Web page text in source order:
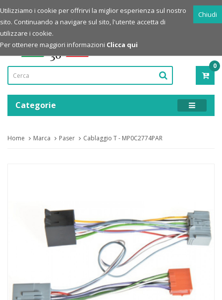
Login
Registrazione
Powered by
0
-
Categorie
Home Marca Paser Cablaggio T - MP0C2774PAR
Chiudi
Utilizziamo i cookie per offrirvi la miglior esperienza sul nostro
sito. Continuando a navigare sul sito, l'utente accetta di
utilizzare i cookie.
Per ottenere maggiori informazioni Clicca qui